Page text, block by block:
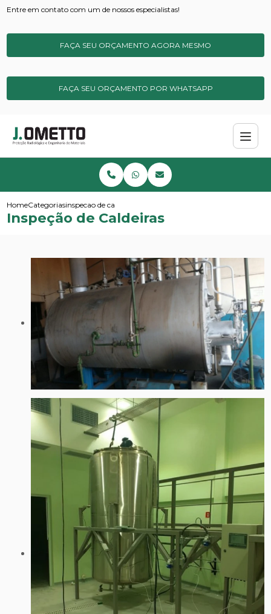
Entre em contato com um de nossos especialistas!
FAÇA SEU ORÇAMENTO AGORA MESMO
FAÇA SEU ORÇAMENTO POR WHATSAPP
HomeCategoriasinspecao de caldeiras
Inspeção de Caldeiras